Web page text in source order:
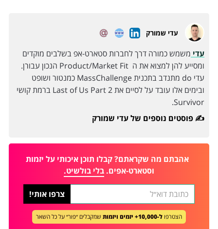
עדי שמורק
עדי משמש כמורה דרך לחברות סטארט-אפ בשלבים מוקדים
ומסייע להן למצוא את ה Product/Market Fit הנכון עבורן.
עדי do מתנדב בתכנית MassChallenge כמנטור ושופט
ובימים אלו עובד על לסיים את Last of Us Part 2 ברמת קושי
Survivor.
פוסטים נוספים של עדי שמורק ✍️
אהבתם מה שקראתם? קבלו תוכן איכותי על יזמות
וסטארט-אפים. בלי בולשיט.
הצטרפו ל-10,000+ יזמים ויזמות שמקבלים ״פור״ על כל השאר